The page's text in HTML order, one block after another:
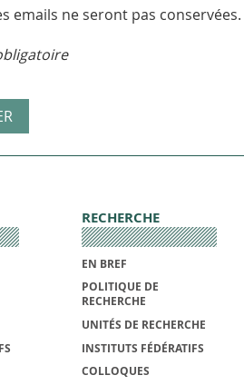
emails ne seront pas
RECHERCHE
EN BREF
POLITIQUE DE
RECHERCHE
UNITÉS DE RECHERCHE
INSTITUTS FÉDÉRATIFS
COLLOQUES